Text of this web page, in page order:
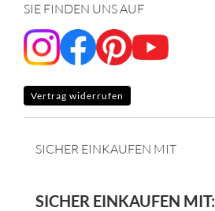
SIE FINDEN UNS AUF
Vertrag widerrufen
SICHER EINKAUFEN MIT
SICHER EINKAUFEN MIT: